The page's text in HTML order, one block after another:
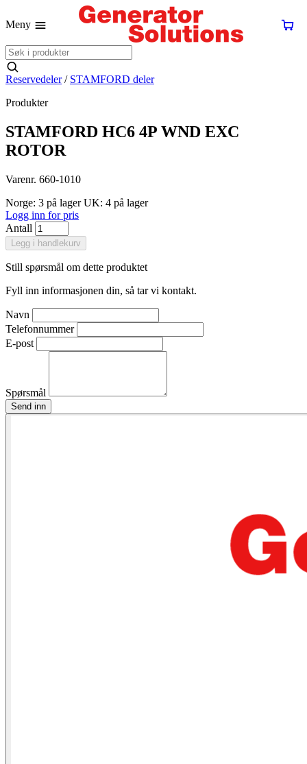
Meny
Reservedeler / STAMFORD deler
Produkter
STAMFORD HC6 4P WND EXC
ROTOR
Varenr. 660-1010
Norge: 3 på lagerUK: 4 på lager
Logg inn for pris
Antall
Legg i handlekurv
Still spørsmål om dette produktet
Fyll inn informasjonen din, så tar vi kontakt.
Navn
Telefonnummer
E-post
Spørsmål
Send inn